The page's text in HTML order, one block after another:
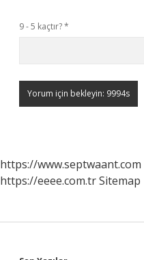
9 - 5 kaçtır?*
https://www.septwaant.com
https://eeee.com.trSitemap